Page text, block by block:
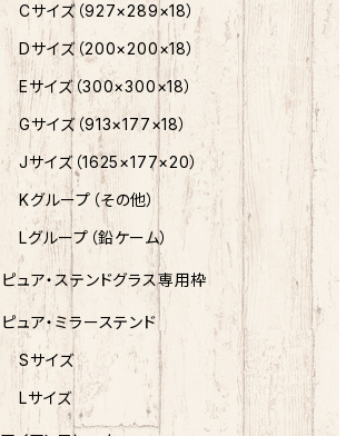
Cサイズ（927×289×18）
Dサイズ（200×200×18）
Eサイズ（300×300×18）
Gサイズ（913×177×18）
Jサイズ（1625×177×20）
Kグループ（その他）
Lグループ（鉛ケーム）
ピュア・ステンドグラス専用枠
ピュア・ミラーステンド
Sサイズ
Lサイズ